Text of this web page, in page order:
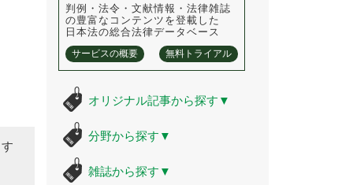
判例・法令・文献情報・法律雑誌
の豊富なコンテンツを登載した
日本法の総合法律データベース
サービスの概要 無料トライアル
オリジナル記事から探す ▼
分野から探す ▼
雑誌から探す ▼